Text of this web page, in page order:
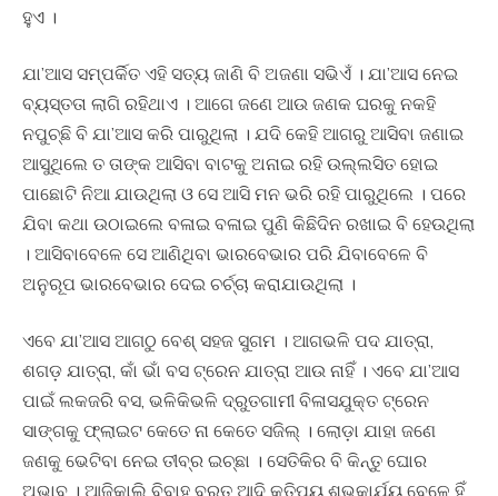
ହୁଏ ।
ଯା’ଆସ ସମ୍ପର୍କିତ ଏହି ସତ୍ୟ ଜାଣି ବି ଅଜଣା ସଭିଏଁ । ଯା’ଆସ ନେଇ
ବ୍ୟସ୍ତତା ଲାଗି ରହିଥାଏ । ଆଗେ ଜଣେ ଆଉ ଜଣକ ଘରକୁ ନକହି
ନପୁଚ୍ଛି ବି ଯା’ଆସ କରି ପାରୁଥିଲା । ଯଦି କେହି ଆଗରୁ ଆସିବା ଜଣାଇ
ଆସୁଥିଲେ ତ ତାଙ୍କ ଆସିବା ବାଟକୁ ଅନାଇ ରହି ଉଲ୍ଲସିତ ହୋଇ
ପାଛୋଟି ନିଆ ଯାଉଥିଲା ଓ ସେ ଆସି ମନ ଭରି ରହି ପାରୁଥିଲେ । ପରେ
ଯିବା କଥା ଉଠାଇଲେ ବଳାଇ ବଳାଇ ପୁଣି କିଛିଦିନ ରଖାଇ ବି ହେଉଥିଲା
। ଆସିବାବେଳେ ସେ ଆଣିଥିବା ଭାରବେଭାର ପରି ଯିବାବେଳେ ବି
ଅନୁରୂପ ଭାରବେଭାର ଦେଇ ଚର୍ଚ୍ଚା କରାଯାଉଥିଲା ।
ଏବେ ଯା’ଆସ ଆଗଠୁ ବେଶ୍ ସହଜ ସୁଗମ । ଆଗଭଳି ପଦ ଯାତ୍ରା,
ଶଗଡ଼ ଯାତ୍ରା, କାଁ ଭାଁ ବସ ଟ୍ରେନ ଯାତ୍ରା ଆଉ ନାହିଁ । ଏବେ ଯା’ଆସ
ପାଇଁ ଲକଜରି ବସ, ଭଳିକିଭଳି ଦ୍ରୁତଗାମୀ ବିଳାସଯୁକ୍ତ ଟ୍ରେନ
ସାଙ୍ଗକୁ ଫ୍ଲାଇଟ କେତେ ନା କେତେ ସଜିଲ୍ । ଲୋଡ଼ା ଯାହା ଜଣେ
ଜଣକୁ ଭେଟିବା ନେଇ ତୀବ୍ର ଇଚ୍ଛା । ସେତିକିର ବି କିନ୍ତୁ ଘୋର
ଅଭାବ । ଆଜିକାଲି ବିବାହ ବ୍ରତ ଆଦି କତିପୟ ଶୁଭକାର୍ଯ୍ୟ ବେଳେ ହିଁ